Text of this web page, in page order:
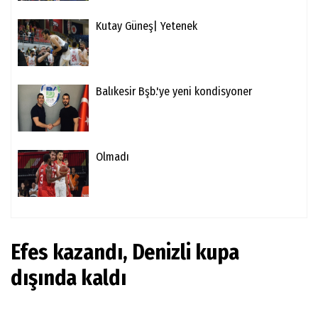
Kutay Güneş| Yetenek
Balıkesir Bşb.'ye yeni kondisyoner
Olmadı
Efes kazandı, Denizli kupa
dışında kaldı